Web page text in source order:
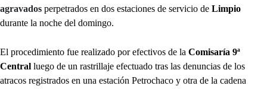
agravados perpetrados en dos estaciones de servicio de Limpio
durante la noche del domingo.
El procedimiento fue realizado por efectivos de la Comisaría 9ª
Central luego de un rastrillaje efectuado tras las denuncias de los
atracos registrados en una estación Petrochaco y otra de la cadena